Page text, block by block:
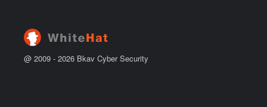
@ 2009 - 2026 Bkav Cyber Security